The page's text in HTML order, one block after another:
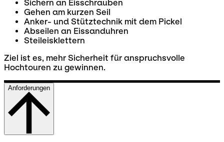
Sichern an Eisschrauben
Gehen am kurzen Seil
Anker- und Stütztechnik mit dem Pickel
Abseilen an Eissanduhren
Steileisklettern
Ziel ist es, mehr Sicherheit für anspruchsvolle
Hochtouren zu gewinnen.
Anforderungen